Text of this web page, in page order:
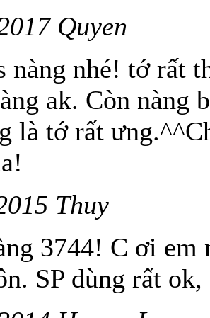
Quyen
nàng nhé! tớ rất
ak. Còn nàng
là tớ rất
Thuy
3744! C ơi em
SP dùng rất